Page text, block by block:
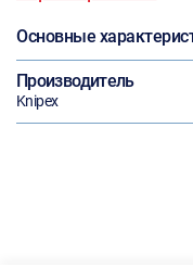
Основные
Производитель
Knipex